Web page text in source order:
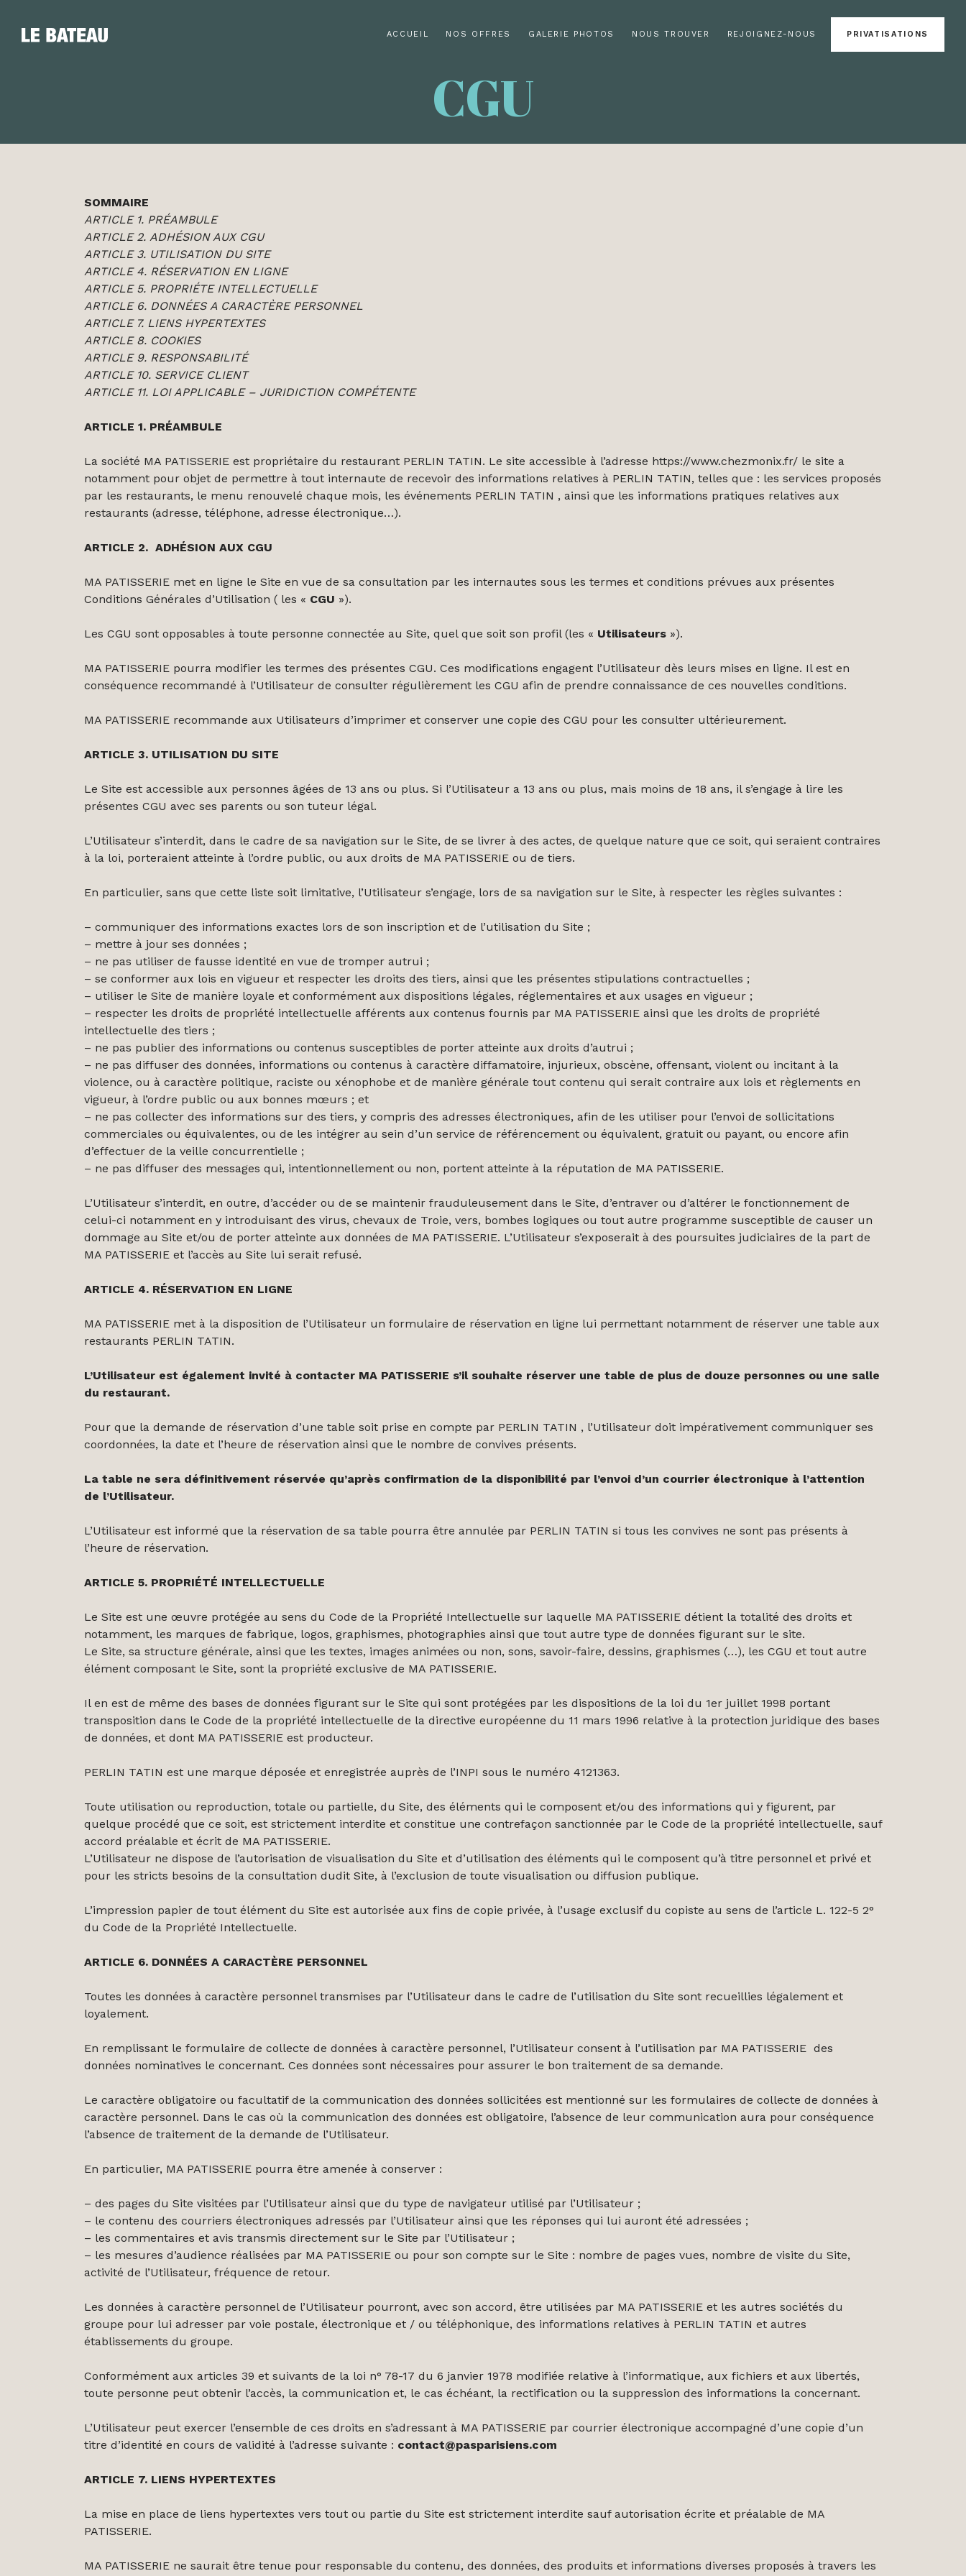
ACCUEIL NOS OFFRES GALERIE PHOTOS NOUS TROUVER REJOIGNEZ-NOUS PRIVATISATIONS
CGU
SOMMAIRE
ARTICLE 1. PRÉAMBULE
ARTICLE 2. ADHÉSION AUX CGU
ARTICLE 3. UTILISATION DU SITE
ARTICLE 4. RÉSERVATION EN LIGNE
ARTICLE 5. PROPRIÉTE INTELLECTUELLE
ARTICLE 6. DONNÉES A CARACTÈRE PERSONNEL
ARTICLE 7. LIENS HYPERTEXTES
ARTICLE 8. COOKIES
ARTICLE 9. RESPONSABILITÉ
ARTICLE 10. SERVICE CLIENT
ARTICLE 11. LOI APPLICABLE – JURIDICTION COMPÉTENTE
ARTICLE 1. PRÉAMBULE
La société MA PATISSERIE est propriétaire du restaurant PERLIN TATIN. Le site accessible à l’adresse https://www.chezmonix.fr/ le site a
notamment pour objet de permettre à tout internaute de recevoir des informations relatives à PERLIN TATIN, telles que : les services proposés
par les restaurants, le menu renouvelé chaque mois, les événements PERLIN TATIN , ainsi que les informations pratiques relatives aux
restaurants (adresse, téléphone, adresse électronique…).
ARTICLE 2. ADHÉSION AUX CGU
MA PATISSERIE met en ligne le Site en vue de sa consultation par les internautes sous les termes et conditions prévues aux présentes
Conditions Générales d’Utilisation ( les « CGU »).
Les CGU sont opposables à toute personne connectée au Site, quel que soit son profil (les « Utilisateurs »).
MA PATISSERIE pourra modifier les termes des présentes CGU. Ces modifications engagent l’Utilisateur dès leurs mises en ligne. Il est en
conséquence recommandé à l’Utilisateur de consulter régulièrement les CGU afin de prendre connaissance de ces nouvelles conditions.
MA PATISSERIE recommande aux Utilisateurs d’imprimer et conserver une copie des CGU pour les consulter ultérieurement.
ARTICLE 3. UTILISATION DU SITE
Le Site est accessible aux personnes âgées de 13 ans ou plus. Si l’Utilisateur a 13 ans ou plus, mais moins de 18 ans, il s’engage à lire les
présentes CGU avec ses parents ou son tuteur légal.
L’Utilisateur s’interdit, dans le cadre de sa navigation sur le Site, de se livrer à des actes, de quelque nature que ce soit, qui seraient contraires
à la loi, porteraient atteinte à l’ordre public, ou aux droits de MA PATISSERIE ou de tiers.
En particulier, sans que cette liste soit limitative, l’Utilisateur s’engage, lors de sa navigation sur le Site, à respecter les règles suivantes :
– communiquer des informations exactes lors de son inscription et de l’utilisation du Site ;
– mettre à jour ses données ;
– ne pas utiliser de fausse identité en vue de tromper autrui ;
– se conformer aux lois en vigueur et respecter les droits des tiers, ainsi que les présentes stipulations contractuelles ;
– utiliser le Site de manière loyale et conformément aux dispositions légales, réglementaires et aux usages en vigueur ;
– respecter les droits de propriété intellectuelle afférents aux contenus fournis par MA PATISSERIE ainsi que les droits de propriété
intellectuelle des tiers ;
– ne pas publier des informations ou contenus susceptibles de porter atteinte aux droits d’autrui ;
– ne pas diffuser des données, informations ou contenus à caractère diffamatoire, injurieux, obscène, offensant, violent ou incitant à la
violence, ou à caractère politique, raciste ou xénophobe et de manière générale tout contenu qui serait contraire aux lois et règlements en
vigueur, à l’ordre public ou aux bonnes mœurs ; et
– ne pas collecter des informations sur des tiers, y compris des adresses électroniques, afin de les utiliser pour l’envoi de sollicitations
commerciales ou équivalentes, ou de les intégrer au sein d’un service de référencement ou équivalent, gratuit ou payant, ou encore afin
d’effectuer de la veille concurrentielle ;
– ne pas diffuser des messages qui, intentionnellement ou non, portent atteinte à la réputation de MA PATISSERIE.
L’Utilisateur s’interdit, en outre, d’accéder ou de se maintenir frauduleusement dans le Site, d’entraver ou d’altérer le fonctionnement de
celui-ci notamment en y introduisant des virus, chevaux de Troie, vers, bombes logiques ou tout autre programme susceptible de causer un
dommage au Site et/ou de porter atteinte aux données de MA PATISSERIE. L’Utilisateur s’exposerait à des poursuites judiciaires de la part de
MA PATISSERIE et l’accès au Site lui serait refusé.
ARTICLE 4. RÉSERVATION EN LIGNE
MA PATISSERIE met à la disposition de l’Utilisateur un formulaire de réservation en ligne lui permettant notamment de réserver une table aux
restaurants PERLIN TATIN.
L’Utilisateur est également invité à contacter MA PATISSERIE s’il souhaite réserver une table de plus de douze personnes ou une salle
du restaurant.
Pour que la demande de réservation d’une table soit prise en compte par PERLIN TATIN , l’Utilisateur doit impérativement communiquer ses
coordonnées, la date et l’heure de réservation ainsi que le nombre de convives présents.
La table ne sera définitivement réservée qu’après confirmation de la disponibilité par l’envoi d’un courrier électronique à l’attention
de l’Utilisateur.
L’Utilisateur est informé que la réservation de sa table pourra être annulée par PERLIN TATIN si tous les convives ne sont pas présents à
l’heure de réservation.
ARTICLE 5. PROPRIÉTÉ INTELLECTUELLE
Le Site est une œuvre protégée au sens du Code de la Propriété Intellectuelle sur laquelle MA PATISSERIE détient la totalité des droits et
notamment, les marques de fabrique, logos, graphismes, photographies ainsi que tout autre type de données figurant sur le site.
Le Site, sa structure générale, ainsi que les textes, images animées ou non, sons, savoir-faire, dessins, graphismes (…), les CGU et tout autre
élément composant le Site, sont la propriété exclusive de MA PATISSERIE.
Il en est de même des bases de données figurant sur le Site qui sont protégées par les dispositions de la loi du 1er juillet 1998 portant
transposition dans le Code de la propriété intellectuelle de la directive européenne du 11 mars 1996 relative à la protection juridique des bases
de données, et dont MA PATISSERIE est producteur.
PERLIN TATIN est une marque déposée et enregistrée auprès de l’INPI sous le numéro 4121363.
Toute utilisation ou reproduction, totale ou partielle, du Site, des éléments qui le composent et/ou des informations qui y figurent, par
quelque procédé que ce soit, est strictement interdite et constitue une contrefaçon sanctionnée par le Code de la propriété intellectuelle, sauf
accord préalable et écrit de MA PATISSERIE.
L’Utilisateur ne dispose de l’autorisation de visualisation du Site et d’utilisation des éléments qui le composent qu’à titre personnel et privé et
pour les stricts besoins de la consultation dudit Site, à l’exclusion de toute visualisation ou diffusion publique.
L’impression papier de tout élément du Site est autorisée aux fins de copie privée, à l’usage exclusif du copiste au sens de l’article L. 122-5 2°
du Code de la Propriété Intellectuelle.
ARTICLE 6. DONNÉES A CARACTÈRE PERSONNEL
Toutes les données à caractère personnel transmises par l’Utilisateur dans le cadre de l’utilisation du Site sont recueillies légalement et
loyalement.
En remplissant le formulaire de collecte de données à caractère personnel, l’Utilisateur consent à l’utilisation par MA PATISSERIE des
données nominatives le concernant. Ces données sont nécessaires pour assurer le bon traitement de sa demande.
Le caractère obligatoire ou facultatif de la communication des données sollicitées est mentionné sur les formulaires de collecte de données à
caractère personnel. Dans le cas où la communication des données est obligatoire, l’absence de leur communication aura pour conséquence
l’absence de traitement de la demande de l’Utilisateur.
En particulier, MA PATISSERIE pourra être amenée à conserver :
– des pages du Site visitées par l’Utilisateur ainsi que du type de navigateur utilisé par l’Utilisateur ;
– le contenu des courriers électroniques adressés par l’Utilisateur ainsi que les réponses qui lui auront été adressées ;
– les commentaires et avis transmis directement sur le Site par l’Utilisateur ;
– les mesures d’audience réalisées par MA PATISSERIE ou pour son compte sur le Site : nombre de pages vues, nombre de visite du Site,
activité de l’Utilisateur, fréquence de retour.
Les données à caractère personnel de l’Utilisateur pourront, avec son accord, être utilisées par MA PATISSERIE et les autres sociétés du
groupe pour lui adresser par voie postale, électronique et / ou téléphonique, des informations relatives à PERLIN TATIN et autres
établissements du groupe.
Conformément aux articles 39 et suivants de la loi n° 78-17 du 6 janvier 1978 modifiée relative à l’informatique, aux fichiers et aux libertés,
toute personne peut obtenir l’accès, la communication et, le cas échéant, la rectification ou la suppression des informations la concernant.
L’Utilisateur peut exercer l’ensemble de ces droits en s’adressant à MA PATISSERIE par courrier électronique accompagné d’une copie d’un
titre d’identité en cours de validité à l’adresse suivante : contact@pasparisiens.com
ARTICLE 7. LIENS HYPERTEXTES
La mise en place de liens hypertextes vers tout ou partie du Site est strictement interdite sauf autorisation écrite et préalable de MA
PATISSERIE.
MA PATISSERIE ne saurait être tenue pour responsable du contenu, des données, des produits et informations diverses proposés à travers les